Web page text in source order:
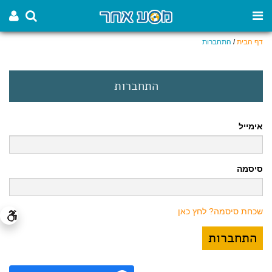
דף הבית/ התחברות
התחברות
אימייל
סיסמה
שכחת סיסמה? לחץ כאן